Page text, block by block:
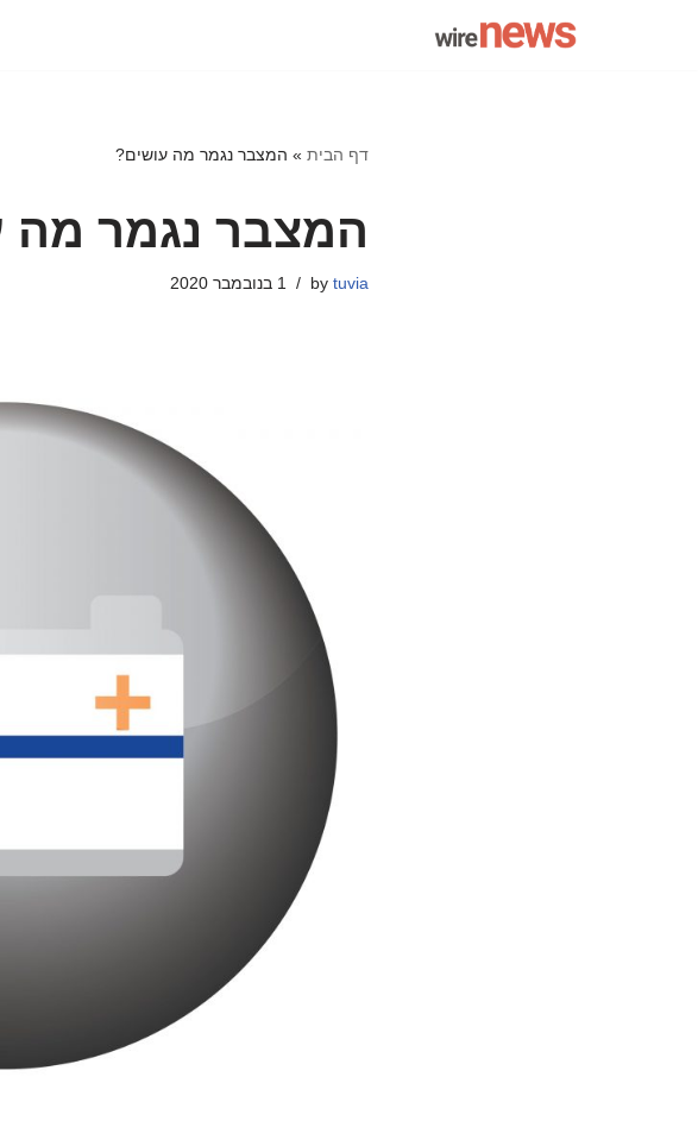
דף הבית » המצבר נגמר מה עושים?
המצבר נגמר מה
by tuvia 1 בנובמבר 2020